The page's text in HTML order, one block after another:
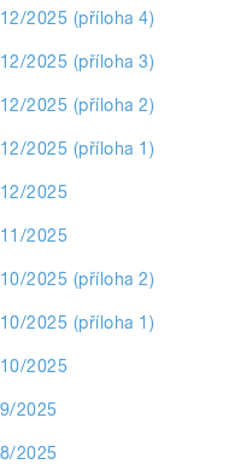
2025 (příloha 4)
2025 (příloha 3)
2025 (příloha 2)
2025 (příloha 1)
2025
2025
2025 (příloha 2)
2025 (příloha 1)
2025
2025
2025